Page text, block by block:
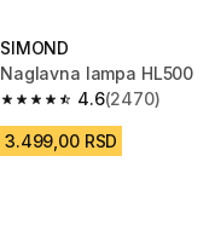
SIMOND
Naglavna lampa HL500
4.6
4.6 od 5 zvezdica from
(2470)
3.499,00 RSD